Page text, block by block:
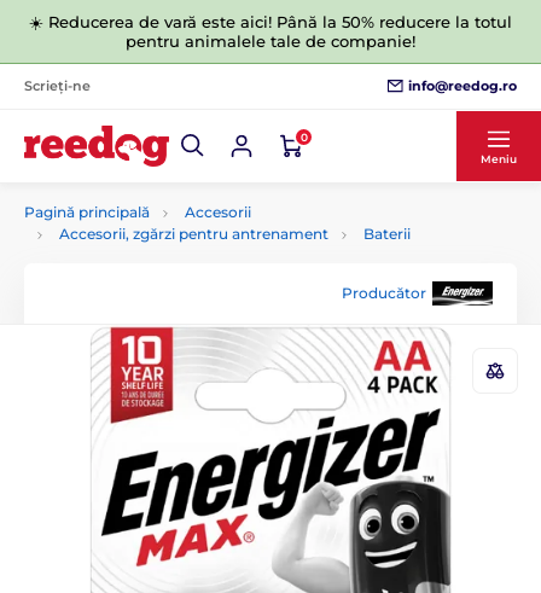
☀️ Reducerea de vară este aici! Până la 50% reducere la totul
pentru animalele tale de companie!
Scrieți-ne info@reedog.ro
0
Meniu
Pagină principală
Accesorii
Accesorii, zgărzi pentru antrenament
Baterii
Producător